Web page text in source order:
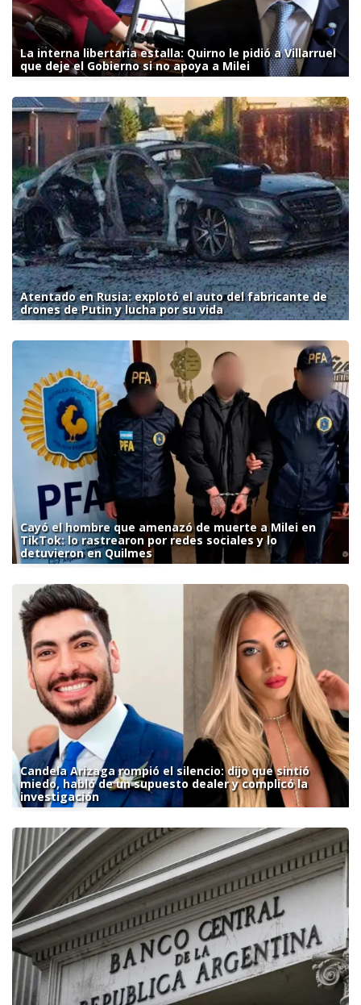
La interna libertaria estalla: Quirno le pidió a Villarruel
que deje el Gobierno si no apoya a Milei
Atentado en Rusia: explotó el auto del fabricante de
drones de Putin y lucha por su vida
Cayó el hombre que amenazó de muerte a Milei en
TikTok: lo rastrearon por redes sociales y lo
detuvieron en Quilmes
Candela Arizaga rompió el silencio: dijo que sintió
miedo, habló de un supuesto dealer y complicó la
investigación